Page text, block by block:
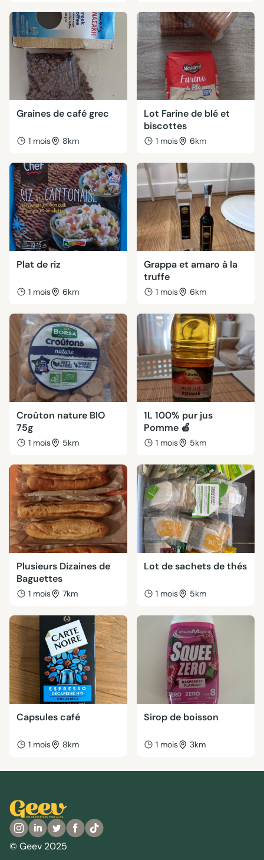
Graines de café grec
1 mois 8km
Lot Farine de blé et
biscottes
1 mois 6km
Plat de riz
1 mois 6km
Grappa et amaro à la
truffe
1 mois 6km
Croûton nature BIO
75g
1 mois 5km
1L 100% pur jus
Pomme 🍎
1 mois 5km
Plusieurs Dizaines de
Baguettes
1 mois 7km
Lot de sachets de thés
1 mois 5km
Capsules café
1 mois 8km
Sirop de boisson
1 mois 3km
© Geev 2025